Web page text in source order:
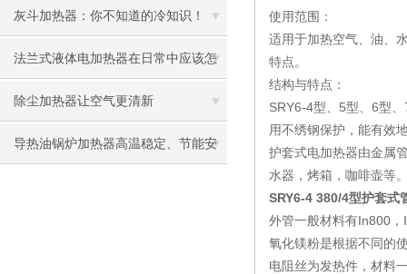
灰斗加热器：你不知道的冷知识！
法兰式液体电加热器在日常中应该怎
样维护保养呢
除尘加热器让空气更清新
导热油锅炉加热器高温稳定、节能安
使用范围：
适用于加热空气、油、
特点。
结构与特点：
SRY6-4型、5型、6型
用不绣钢保护，能有效
护套式电加热器由金属
水器，烤箱，咖啡壶等
SRY6-4 380/4型护套式
外管一般材料有In800
氧化镁粉是根据不同的
电阻丝为发热件，材料